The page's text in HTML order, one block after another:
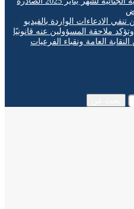
الواردة بالفيديو
المسؤولين عنه قانونيًا
العامة ونقباء الفرعيات